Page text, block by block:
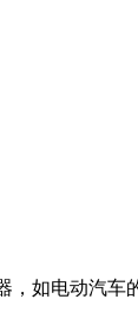
如电动汽车